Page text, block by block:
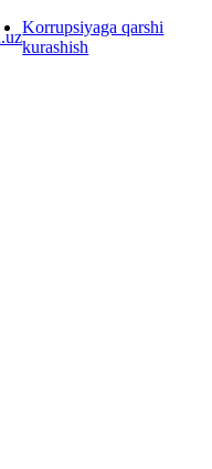
Korrupsiyaga qarshi
kurashish